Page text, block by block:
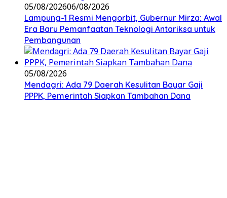
05/08/202606/08/2026
Lampung-1 Resmi Mengorbit, Gubernur Mirza: Awal
Era Baru Pemanfaatan Teknologi Antariksa untuk
Pembangunan
05/08/2026
Mendagri: Ada 79 Daerah Kesulitan Bayar Gaji
PPPK, Pemerintah Siapkan Tambahan Dana